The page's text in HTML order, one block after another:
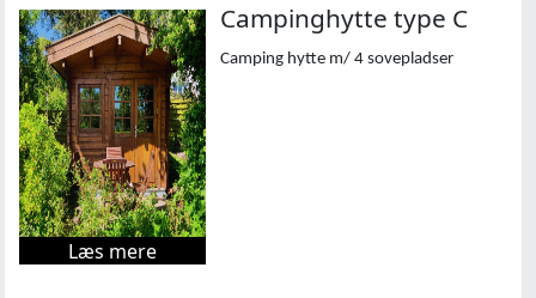
Læs mere
Campinghytte type C
Camping hytte m/ 4 sovepladser